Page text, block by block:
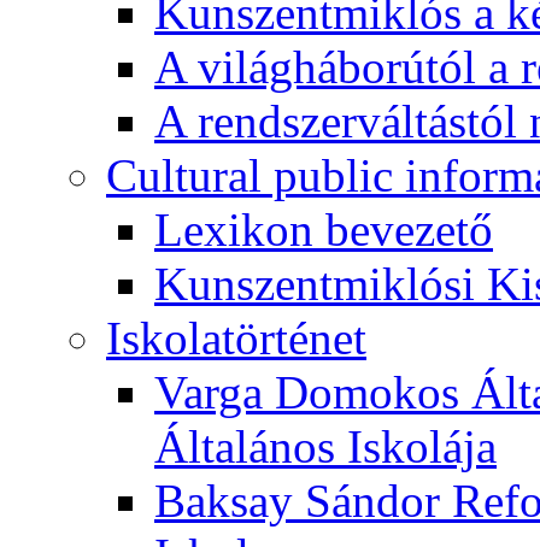
Kunszentmiklós a
A világháborútól a
A rendszerváltástól
Cultural public
Lexikon bevezető
Kunszentmiklósi
Iskolatörténet
Varga Domokos
Általános Iskolája
Baksay Sándor